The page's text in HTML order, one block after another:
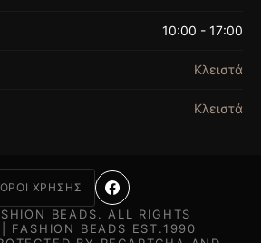
10:00 - 17:00
Κλειστά
Κλειστά
BEADS. ALL RIGHTS
| FASHION BEADS EST.1990
ΟΡΟΙ ΧΡΗΣΗΣ